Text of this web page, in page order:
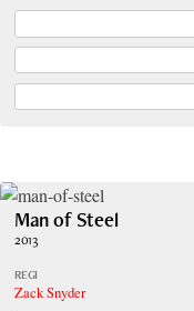
Man of Steel
2013
REGI
Zack Snyder